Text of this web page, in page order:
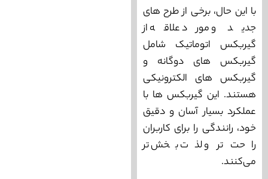
با این حال، برخی از طرح‌ های
جدید و مورد علاقه از
گیربکس اتوماتیک شامل
گیربکس‌ های دوگانه و
گیربکس ‌های الکترونیکی
هستند. این گیربکس ‌ها با
عملکرد بسیار آسان و دقیق
خود، رانندگی را برای کاربران
راحت تر و لذت‌ بخش تر
می‌‌کنند.